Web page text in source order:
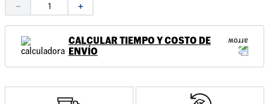
＋
－
CALCULAR TIEMPO Y COSTO DE
ENVÍO